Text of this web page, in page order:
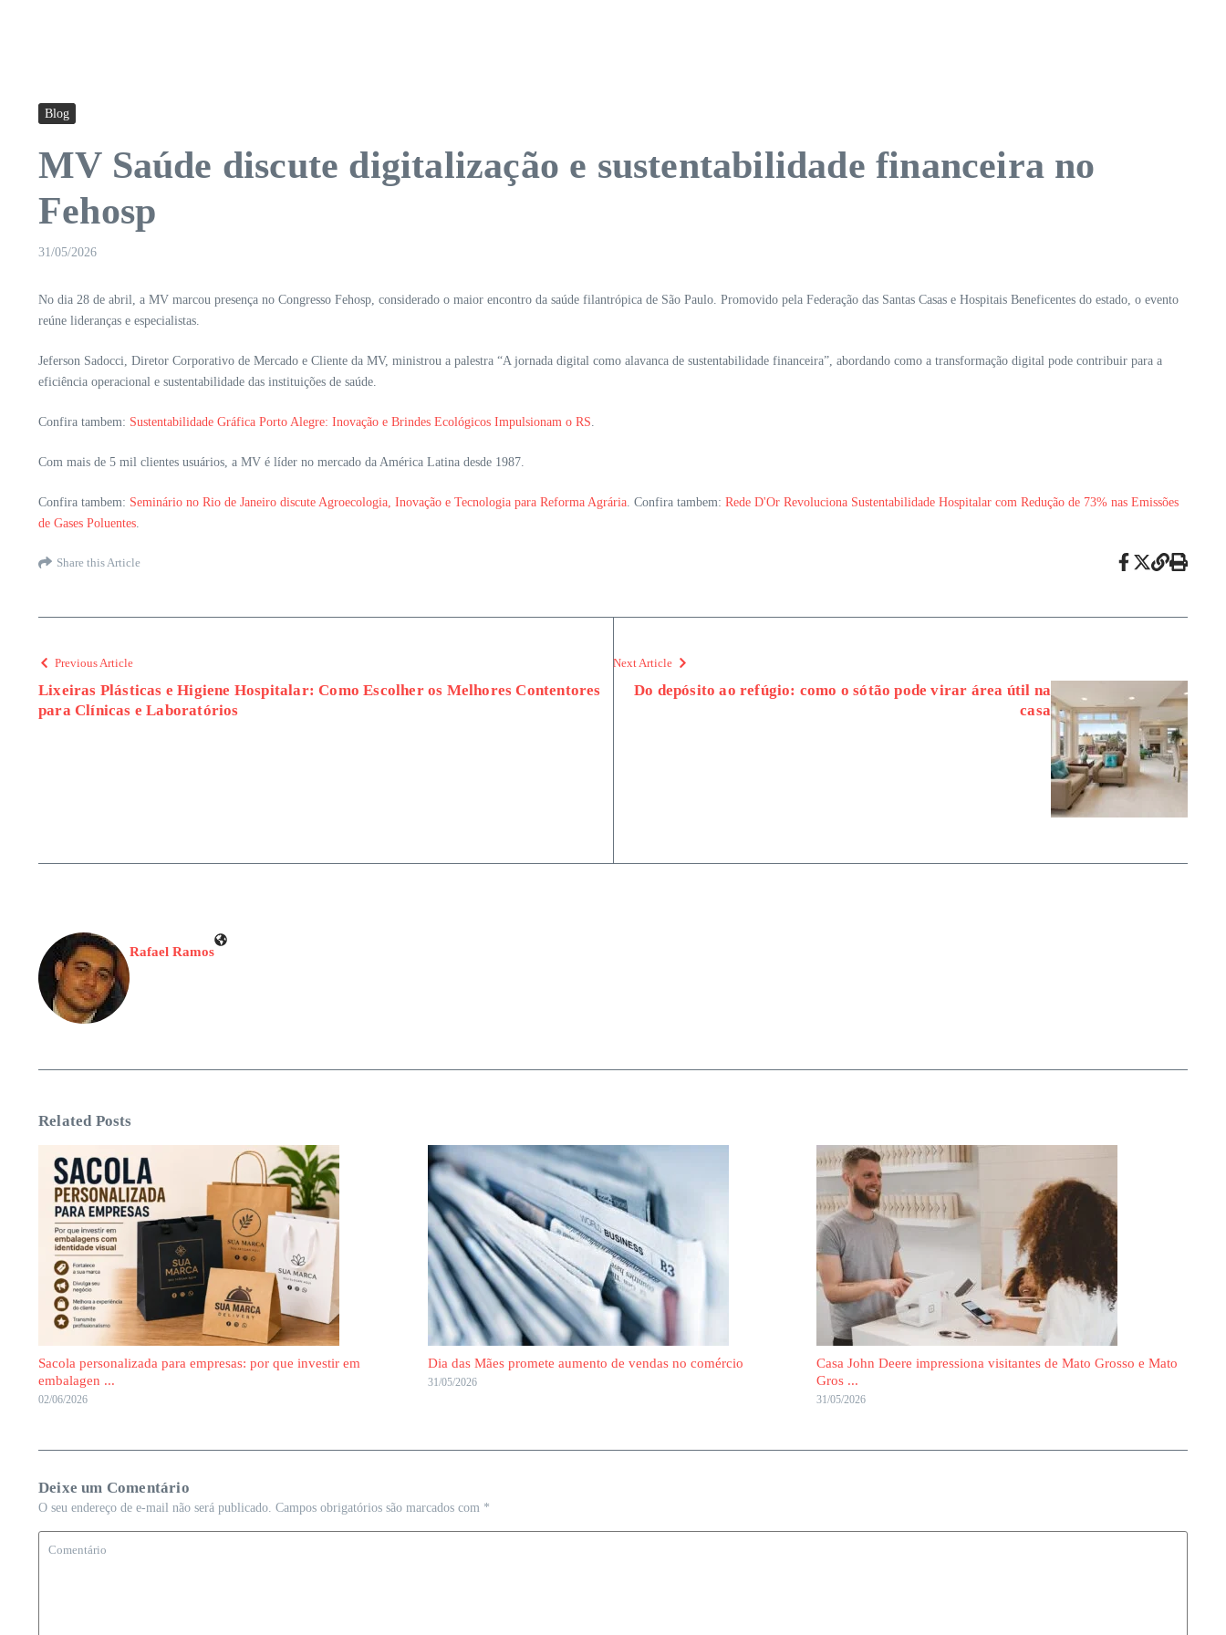
Blog
MV Saúde discute digitalização e sustentabilidade financeira no
Fehosp
31/05/2026
No dia 28 de abril, a MV marcou presença no Congresso Fehosp, considerado o maior encontro da saúde filantrópica de São Paulo. Promovido pela Federação das Santas Casas e Hospitais Beneficentes do estado, o evento
reúne lideranças e especialistas.
Jeferson Sadocci, Diretor Corporativo de Mercado e Cliente da MV, ministrou a palestra “A jornada digital como alavanca de sustentabilidade financeira”, abordando como a transformação digital pode contribuir para a
eficiência operacional e sustentabilidade das instituições de saúde.
Confira tambem: Sustentabilidade Gráfica Porto Alegre: Inovação e Brindes Ecológicos Impulsionam o RS.
Com mais de 5 mil clientes usuários, a MV é líder no mercado da América Latina desde 1987.
Confira tambem: Seminário no Rio de Janeiro discute Agroecologia, Inovação e Tecnologia para Reforma Agrária. Confira tambem: Rede D'Or Revoluciona Sustentabilidade Hospitalar com Redução de 73% nas Emissões
de Gases Poluentes.
Share this Article
Previous Article
Lixeiras Plásticas e Higiene Hospitalar: Como Escolher os Melhores Contentores
para Clínicas e Laboratórios
Next Article
Do depósito ao refúgio: como o sótão pode virar área útil na
casa
Rafael Ramos
Related Posts
Sacola personalizada para empresas: por que investir em
embalagen ...
02/06/2026
Dia das Mães promete aumento de vendas no comércio
31/05/2026
Casa John Deere impressiona visitantes de Mato Grosso e Mato
Gros ...
31/05/2026
Deixe um Comentário
O seu endereço de e-mail não será publicado. Campos obrigatórios são marcados com *